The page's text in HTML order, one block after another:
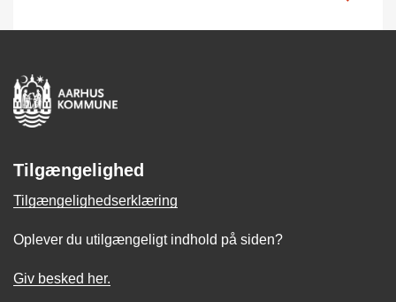
Tilgængelighed
Tilgængelighedserklæring
Oplever du utilgængeligt indhold på siden?
Giv besked her.